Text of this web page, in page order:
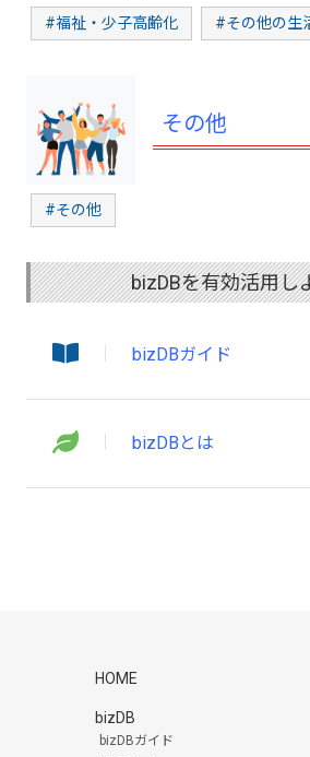
#福祉・少子高齢化 #その他の生
その他
#その他
bizDBを有効活用し
bizDBガイド
bizDBとは
HOME
bizDB
bizDBガイド